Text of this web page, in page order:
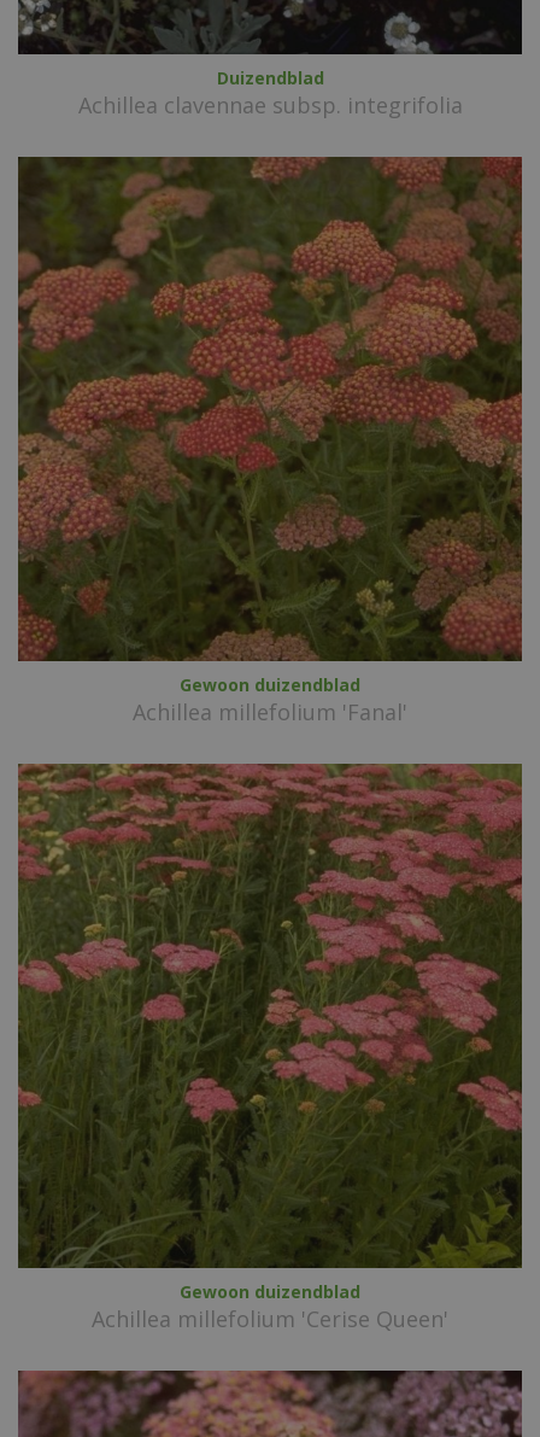
Duizendblad
Achillea clavennae subsp. integrifolia
Gewoon duizendblad
Achillea millefolium 'Fanal'
Gewoon duizendblad
Achillea millefolium 'Cerise Queen'